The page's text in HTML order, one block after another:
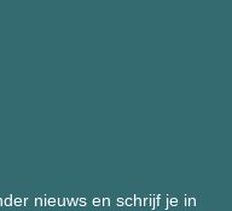
nieuws en schrijf je in